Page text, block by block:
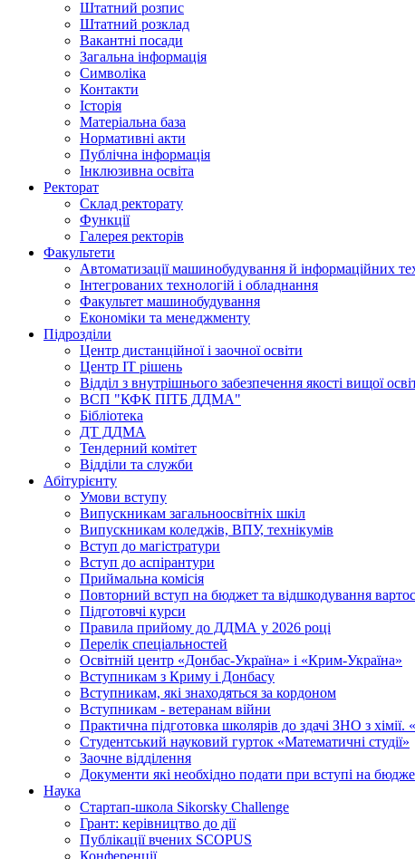
Штатний розпис
Штатний розклад
Вакантні посади
Загальна інформація
Символіка
Контакти
Історія
Матеріальна база
Нормативні акти
Публічна інформація
Інклюзивна освіта
Ректорат
Склад ректорату
Функції
Галерея ректорів
Факультети
Автоматизації машинобудування й інформаційних
Інтегрованих технологій і обладнання
Факультет машинобудування
Економіки та менеджменту
Підрозділи
Центр дистанційної і заочної освіти
Центр ІТ рішень
Відділ з внутрішнього забезпечення якості вищої
ВСП "КФК ПІТБ ДДМА"
Бібліотека
ДТ ДДМА
Тендерний комітет
Відділи та служби
Абітурієнту
Умови вступу
Випускникам загальноосвітніх шкіл
Випускникам коледжів, ВПУ, технікумів
Вступ до магістратури
Вступ до аспірантури
Приймальна комісія
Повторний вступ на бюджет та відшкодування
Підготовчі курси
Правила прийому до ДДМА у 2026 році
Перелік спеціальностей
Освітній центр «Донбас-Україна» і «Крим-Україна»
Вступникам з Криму і Донбасу
Вступникам, які знаходяться за кордоном
Вступникам - ветеранам війни
Практична підготовка школярів до здачі ЗНО з
Студентський науковий гурток «Математичні студії»
Заочне відділення
Документи які необхідно подати при вступі на
Наука
Стартап-школа Sikorsky Challenge
Грант: керівництво до дії
Публікації вчених SCOPUS
Конференції